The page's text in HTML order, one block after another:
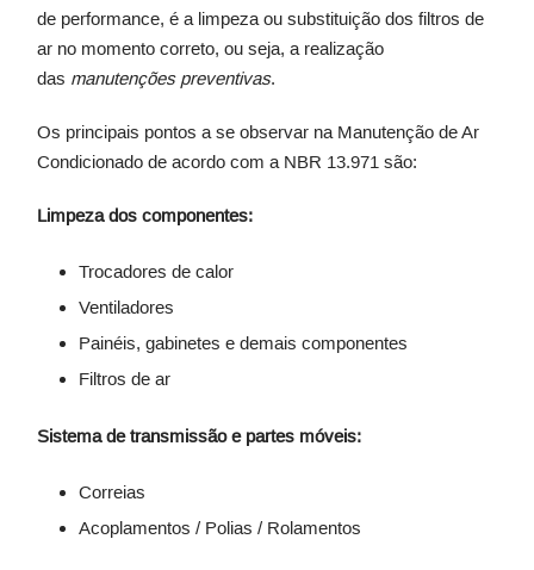
de performance, é a limpeza ou substituição dos filtros de
ar no momento correto, ou seja, a realização
das manutenções preventivas.
Os principais pontos a se observar na Manutenção de Ar
Condicionado de acordo com a NBR 13.971 são:
Limpeza dos componentes:
Trocadores de calor
Ventiladores
Painéis, gabinetes e demais componentes
Filtros de ar
Sistema de transmissão e partes móveis:
Correias
Acoplamentos / Polias / Rolamentos